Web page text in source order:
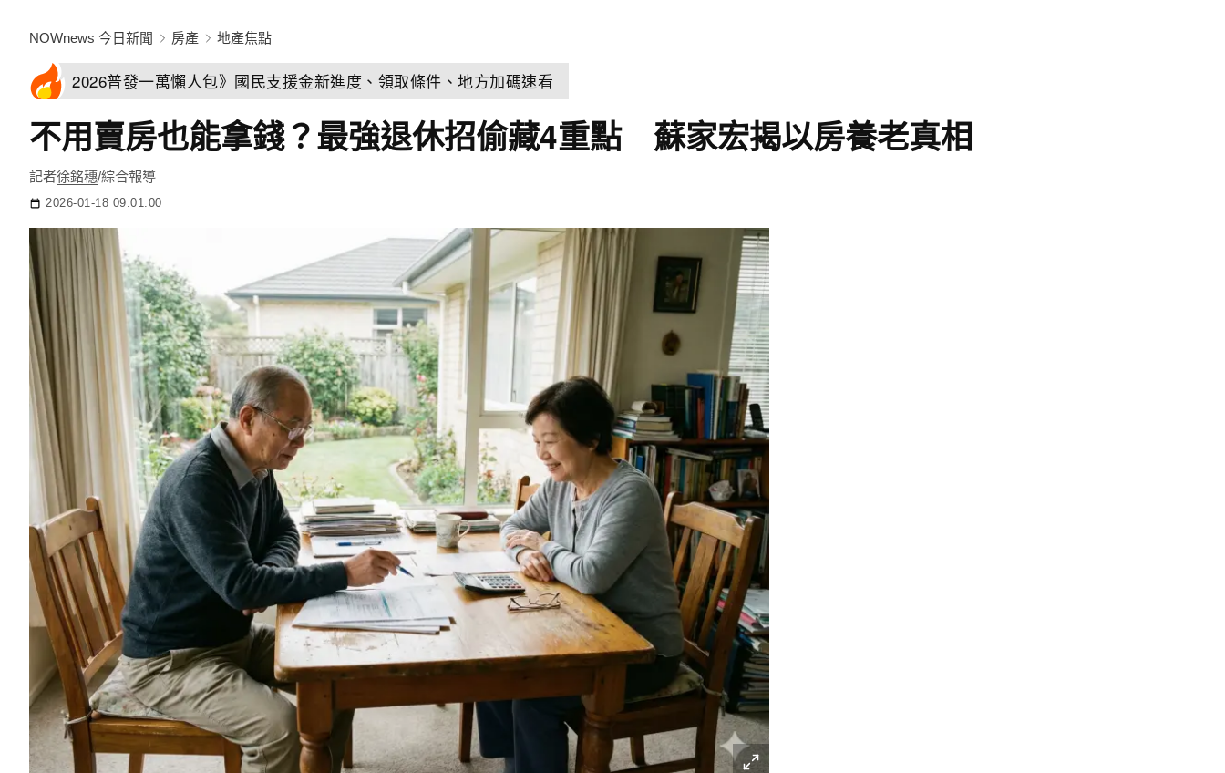
NOWnews 今日新聞 房產 地產焦點
2026普發一萬懶人包》國民支援金新進度、領取條件、地方加碼速看
不用賣房也能拿錢？最強退休招偷藏4重點 蘇家宏揭以房養老真相
記者徐銘穗/綜合報導
2026-01-18 09:01:00